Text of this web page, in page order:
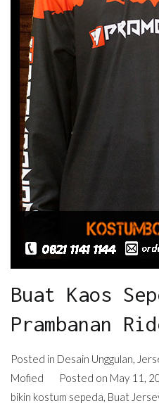
Buat Kaos
Prambanan
Posted in Desain Unggulan,
Mofied
Posted on May 11,
bikin kostum sepeda, Buat